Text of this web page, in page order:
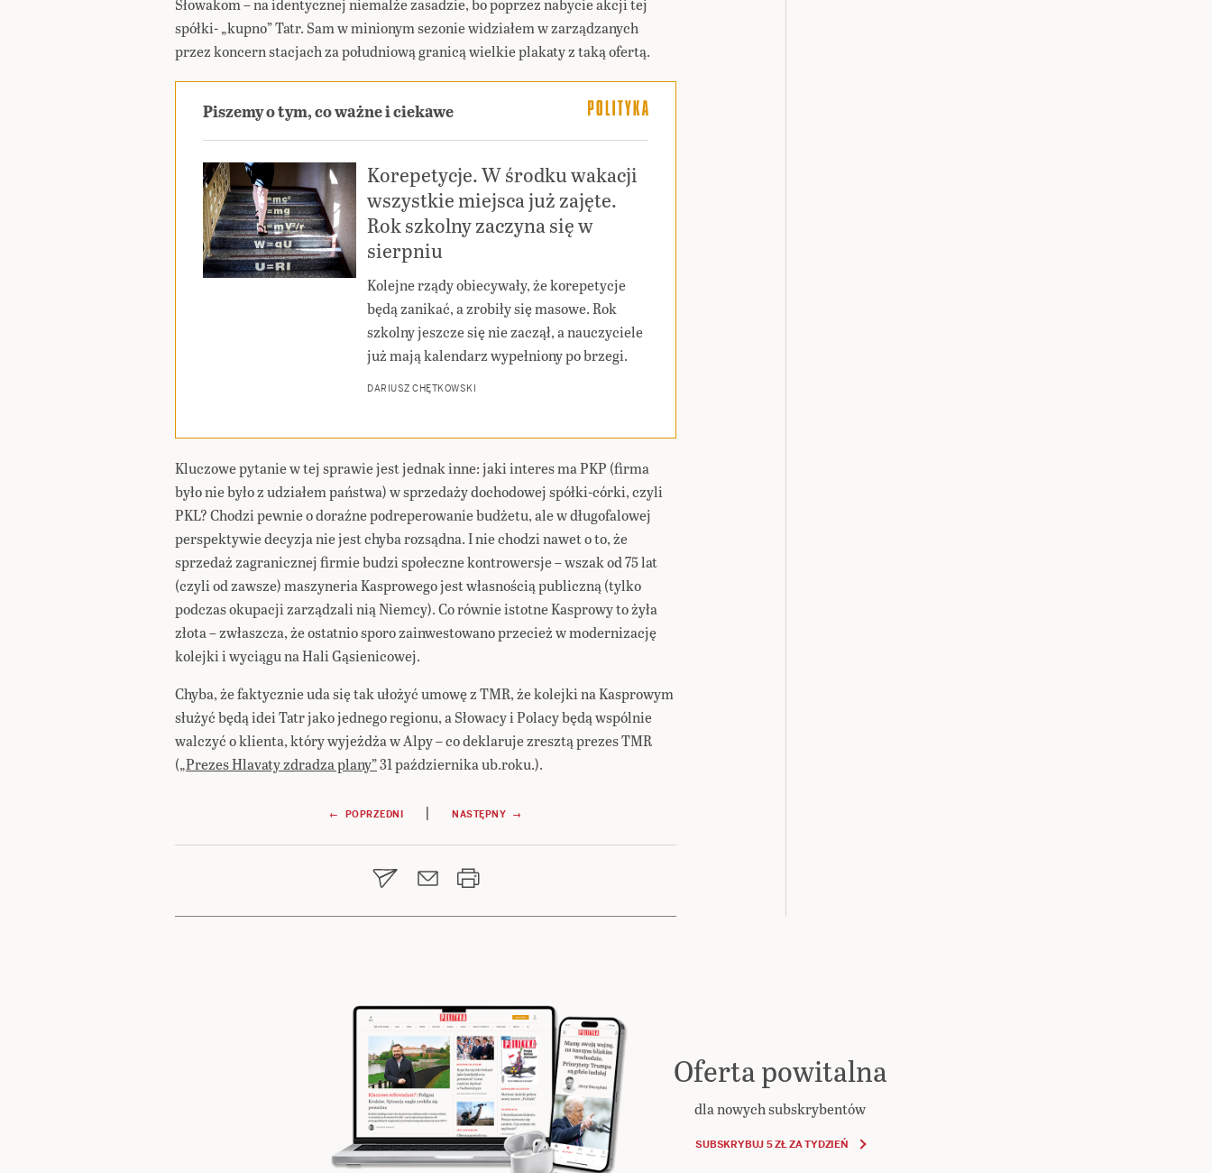
spółki- „kupno” Tatr. Sam w minionym sezonie widziałem w zarządzanych
przez koncern stacjach za południową granicą wielkie plakaty z taką ofertą.
Piszemy o tym, co ważne i ciekawe
Korepetycje. W środku wakacji
wszystkie miejsca już zajęte.
Rok szkolny zaczyna się w
sierpniu
Kolejne rządy obiecywały, że korepetycje
będą zanikać, a zrobiły się masowe. Rok
szkolny jeszcze się nie zaczął, a nauczyciele
już mają kalendarz wypełniony po brzegi.
DARIUSZ CHĘTKOWSKI
Kluczowe pytanie w tej sprawie jest jednak inne: jaki interes ma PKP (firma
było nie było z udziałem państwa) w sprzedaży dochodowej spółki-córki, czyli
PKL? Chodzi pewnie o doraźne podreperowanie budżetu, ale w długofalowej
perspektywie decyzja nie jest chyba rozsądna. I nie chodzi nawet o to, że
sprzedaż zagranicznej firmie budzi społeczne kontrowersje – wszak od 75 lat
(czyli od zawsze) maszyneria Kasprowego jest własnością publiczną (tylko
podczas okupacji zarządzali nią Niemcy). Co równie istotne Kasprowy to żyła
złota – zwłaszcza, że ostatnio sporo zainwestowano przecież w modernizację
kolejki i wyciągu na Hali Gąsienicowej.
Chyba, że faktycznie uda się tak ułożyć umowę z TMR, że kolejki na Kasprowym
służyć będą idei Tatr jako jednego regionu, a Słowacy i Polacy będą wspólnie
walczyć o klienta, który wyjeżdża w Alpy – co deklaruje zresztą prezes TMR
(„Prezes Hlavaty zdradza plany”31 października ub.roku.).
wpisu
← POPRZEDNI | NASTĘPNY →
Oferta powitalna
dla nowych subskrybentów
SUBSKRYBUJ 5 ZŁ ZA TYDZIEŃ